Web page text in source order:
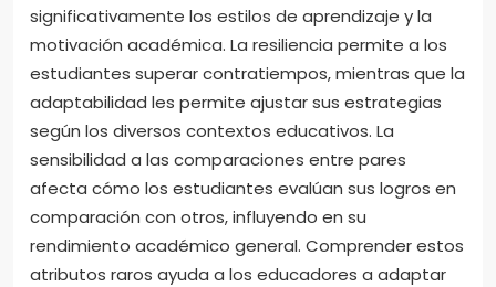
significativamente los estilos de aprendizaje y la
motivación académica. La resiliencia permite a los
estudiantes superar contratiempos, mientras que la
adaptabilidad les permite ajustar sus estrategias
según los diversos contextos educativos. La
sensibilidad a las comparaciones entre pares
afecta cómo los estudiantes evalúan sus logros en
comparación con otros, influyendo en su
rendimiento académico general. Comprender estos
atributos raros ayuda a los educadores a adaptar